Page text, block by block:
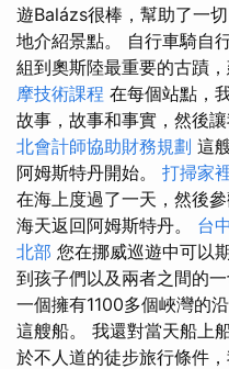
遊Balázs很棒，幫助了一
地介紹景點。 自行車騎自
組到奧斯陸最重要的古蹟
摩技術課程 在每個站點，
故事，故事和事實，然後
北會計師協助財務規劃 這
阿姆斯特丹開始。 打掃家
在海上度過了一天，然後
海天返回阿姆斯特丹。 台
北部 您在挪威巡遊中可以
到孩子們以及兩者之間的
一個擁有1100多個峽灣的
這艘船。 我還對當天船上
於不人道的徒步旅行條件